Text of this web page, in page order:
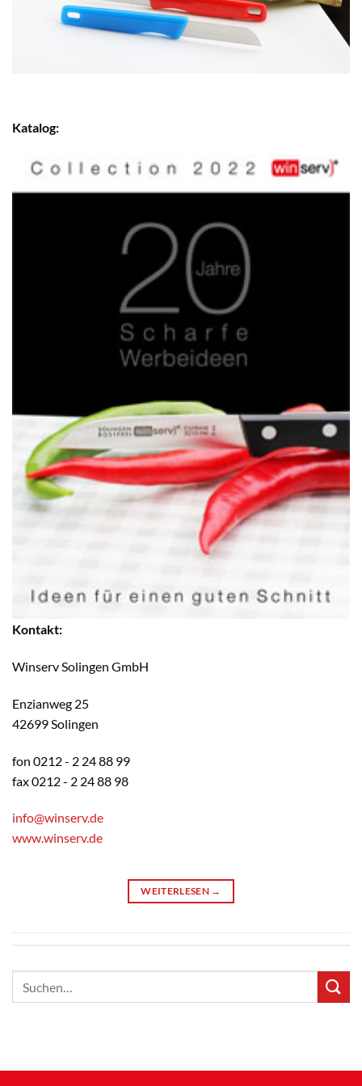
Katalog:
Kontakt:
Winserv Solingen GmbH
Enzianweg 25
42699 Solingen
fon 0212 - 2 24 88 99
fax 0212 - 2 24 88 98
info@winserv.de
www.winserv.de
WEITERLESEN →